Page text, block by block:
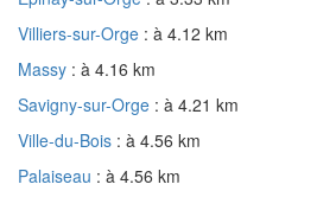
Villiers-sur-Orge : à 4.12 km
Massy : à 4.16 km
Savigny-sur-Orge : à 4.21 km
Ville-du-Bois : à 4.56 km
Palaiseau : à 4.56 km